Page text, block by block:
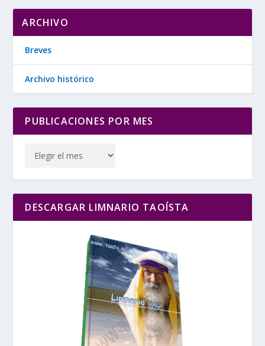
ARCHIVO
Breves
Archivo histórico
PUBLICACIONES POR MES
DESCARGAR LIMNARIO TAOÍSTA